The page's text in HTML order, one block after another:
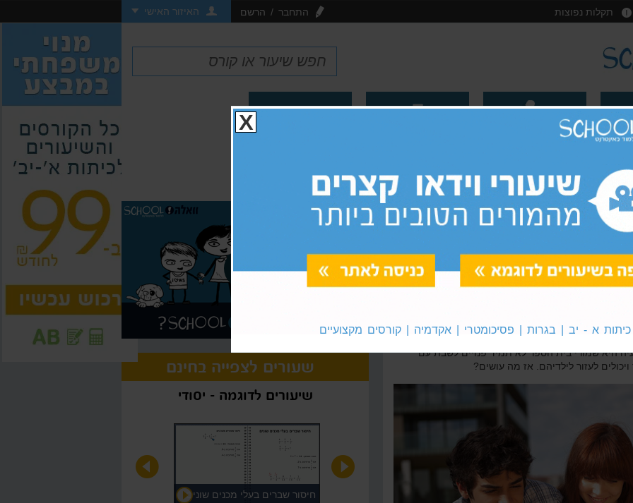
תקלות נפוצות האיזור האישי התחבר / הרשם
כיתות י'-י"ב
אמיר/ם
קורסים אונליין
במתמטיקה
בין המבחנים הקשים בבית הספר – הרבה חומר
לרשותכם כלים אינטראקטיביים שיסייעו לכם
בבית הספר, ובכיתה ח' מתווסף גם מבחן המיצ"ב
– מצד ההורים, המורים ובית הספר – מתווסף
היא שמורי בית הספר לא תמיד פנויים לשבת עם
לעזור לילדיהם. אז מה עושים?
שעורים לצפייה בחינם
שיעורים לדוגמה - יסודי
חיסור שברים בעלי מכנים שונים הכרת האות ב צליל פותח ב זיהוי תמונה שיש בה ב רפוייה
X
כיתות א - יב | בגרות | פסיכומטרי | אקדמיה | קורסים מקצועיים